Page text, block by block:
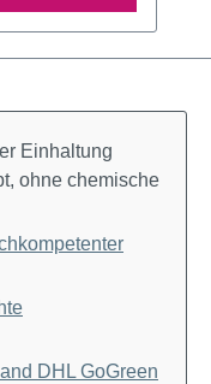
Einhaltung
ohne chemische
DHL GoGreen